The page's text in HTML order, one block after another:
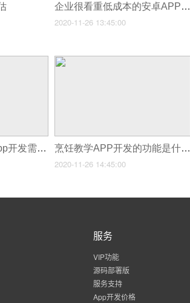
企业很看重低成本的安卓APP开发
2020-11-26 13:45:00
苹果app开发工具_app开发需要什么样的人才 烹饪教学APP开发的功能是什么？
2020-11-26 14:45:00
服务
VIP功能
源码部署版
服务支持
App开发价格